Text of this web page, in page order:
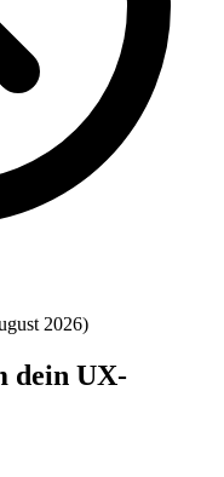
2026)
dein UX-